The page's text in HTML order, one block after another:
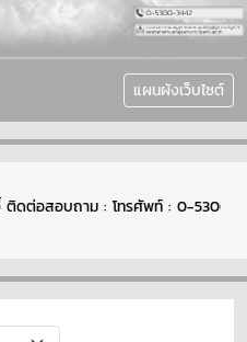
แผนผังเว็บไซต์
ต่อสอบถาม : โทรศัพท์ : 0-5300-